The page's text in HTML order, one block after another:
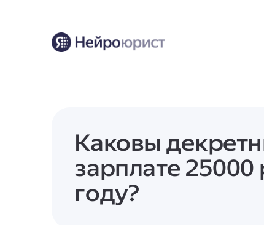
Каковы
зарплате 25000
году?